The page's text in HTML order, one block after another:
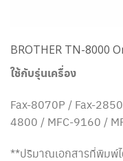
BROTHER TN-8000
ใช้กับรุ่นเครื่อง
Fax-8070P / Fax-
4800 / MFC-9160 /
**ปริมาณเอกสารที่พิมพ์